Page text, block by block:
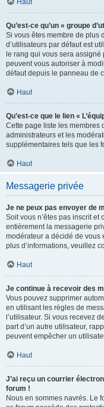
Haut
Qu’est-ce qu’un « groupe
Si vous êtes membre de plus
d’utilisateurs par défaut est
le rang qui vous sera
peuvent vous autoriser à
défaut depuis le panneau de
Haut
Qu’est-ce que le lien «
Cette page liste les membres
administrateurs et les
supplémentaires tels que les
Haut
Messagerie privée
Je ne peux pas envoyer de
Soit vous n’êtes pas inscrit
entièrement la messagerie
modérateur a décidé de vous
plus d’informations, veuillez
Haut
Je continue à recevoir des
Vous pouvez supprimer
en utilisant les règles de
l’utilisateur. Si vous recevez
part d’un autre utilisateur,
peuvent empêcher un
Haut
J’ai reçu un courrier
forum !
Nous en sommes navrés. Le